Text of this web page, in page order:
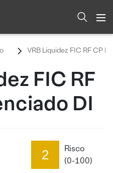
VRB Liquidez FIC RF CP
FIC RF
DI
2
Risco
(0-100)